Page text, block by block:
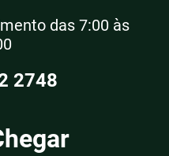
das 7:00 às
2748